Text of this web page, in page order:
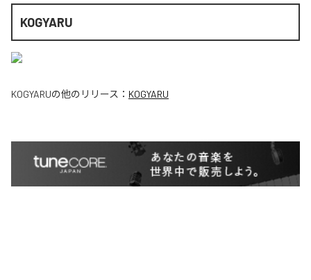
KOGYARU
KOGYARUの他のリリース： KOGYARU